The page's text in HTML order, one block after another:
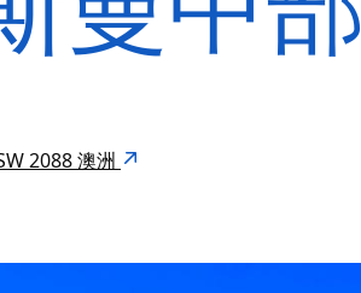
2088 澳洲